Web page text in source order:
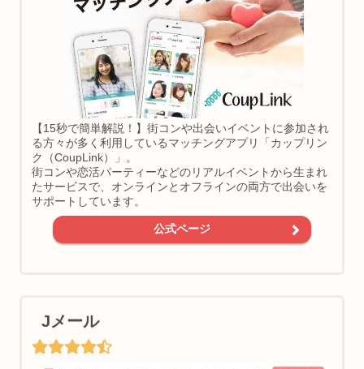
【15秒で簡単解説！】街コンや出会いイベントに参加され
る方々が多く利用しているマッチングアプリ「カップリン
ク（CoupLink）」。
街コンや恋活パーティーなどのリアルイベントから生まれ
たサービスで、オンラインとオフラインの両方で出会いを
サポートしています。
公式ページ
Jメール